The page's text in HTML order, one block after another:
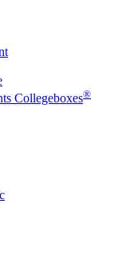
Collegeboxes®